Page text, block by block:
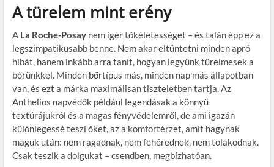
A türelem mint erény
A La Roche-Posaynem ígér tökéletességet – és talán épp ez a
legszimpatikusabb benne. Nem akar eltüntetni minden apró
hibát, hanem inkább arra tanít, hogyan legyünk türelmesek a
bőrünkkel. Minden bőrtípus más, minden nap más állapotban
van, és ezt a márka maximálisan tiszteletben tartja. Az
Anthelios napvédők például legendásak a könnyű
textúrájukról és a magas fényvédelemről, de ami igazán
különlegessé teszi őket, az a komfortérzet, amit hagynak
maguk után: nem ragadnak, nem fehérednek, nem tolakodnak.
Csak teszik a dolgukat – csendben, megbízhatóan.